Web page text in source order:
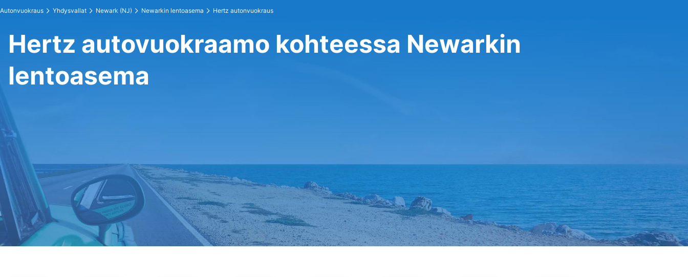
Autonvuokraus Yhdysvallat Newark (NJ) Newarkin lentoasema Hertz autonvuokraus
Hertz autovuokraamo kohteessa Newarkin
lentoasema